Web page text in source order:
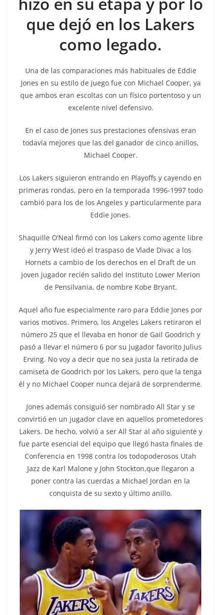
que dejó en los Lakers
como legado.
Una de las comparaciones más habituales de Eddie
Jones en su estilo de juego fue con Michael Cooper, ya
que ambos eran escoltas con un físico portentoso y un
excelente nivel defensivo.
En el caso de Jones sus prestaciones ofensivas eran
todavía mejores que las del ganador de cinco anillos,
Michael Cooper.
Los Lakers siguieron entrando en Playoffs y cayendo en
primeras rondas, pero en la temporada 1996-1997 todo
cambió para los de los Angeles y particularmente para
Eddie Jones.
Shaquille O’Neal firmó con los Lakers como agente libre
y Jerry West ideó el traspaso de Vlade Divac a los
Hornets a cambio de los derechos en el Draft de un
joven jugador recién salido del Instituto Lower Merion
de Pensilvania, de nombre Kobe Bryant.
Aquel año fue especialmente raro para Eddie Jones por
varios motivos. Primero, los Angeles Lakers retiraron el
número 25 que el llevaba en honor de Gail Goodrich y
pasó a llevar el número 6 por su jugador favorito Julius
Erving. No voy a decir que no sea justa la retirada de
camiseta de Goodrich por los Lakers, pero que la tenga
él y no Michael Cooper nunca dejará de sorprenderme.
Jones además consiguió ser nombrado All Star y se
convirtió en un jugador clave en aquellos prometedores
Lakers. De hecho, volvió a ser All Star al año siguiente y
fue parte esencial del equipo que llegó hasta finales de
Conferencia en 1998 contra los todopoderosos Utah
Jazz de Karl Malone y John Stockton,que llegaron a
poner contra las cuerdas a Michael Jordan en la
conquista de su sexto y último anillo.